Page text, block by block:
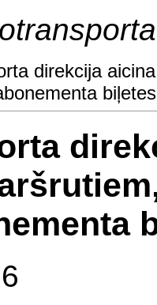
direkcija
biļetes